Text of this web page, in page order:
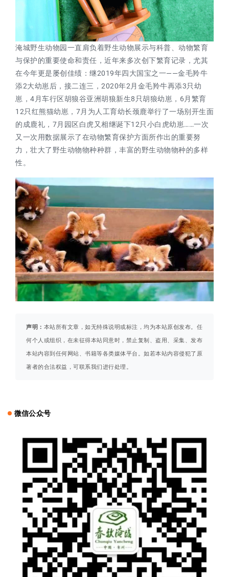
淹城野生动物园一直肩负着野生动物展示与科普、动物繁育
与保护的重要使命和责任，近年来多次创下繁育记录，尤其
在今年更是屡创佳绩：继2019年四大国宝之一——金毛羚牛
添2大幼崽后，接二连三，2020年2月金毛羚牛再添3只幼
崽，4月车行区胡狼谷亚洲胡狼新生8只胡狼幼崽，6月繁育
12只红熊猫幼崽，7月为人工育幼长颈鹿举行了一场别开生面
的成鹿礼，7月园区白虎又相继诞下12只小白虎幼崽……一次
又一次用数据展示了在动物繁育保护方面所作出的重要努
力，壮大了野生动物物种种群，丰富的野生动物物种的多样
性。
声明： 本站所有文章，如无特殊说明或标注，均为本站原创发布。任
何个人或组织，在未征得本站同意时，禁止复制、盗用、采集、发布
本站内容到任何网站、书籍等各类媒体平台。如若本站内容侵犯了原
著者的合法权益，可联系我们进行处理。
微信公众号